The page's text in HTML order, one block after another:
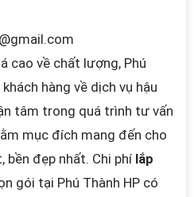
@gmail.com
cao về chất lượng, Phú
hàng về dịch vụ hậu
tâm trong quá trình tư vấn
mục đích mang đến cho
bền đẹp nhất. Chi phí lắp
gói tại Phú Thành HP có